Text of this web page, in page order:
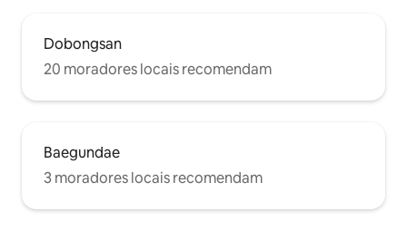
Dobongsan
20 moradores locais recomendam
Baegundae
3 moradores locais recomendam